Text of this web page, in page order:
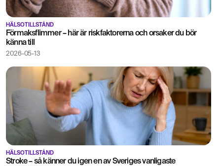
HÄLSOTILLSTÅND
Förmaksflimmer – här är riskfaktorerna och orsaker du bör
känna till
2026-05-13
HÄLSOTILLSTÅND
Stroke – så känner du igen en av Sveriges vanligaste